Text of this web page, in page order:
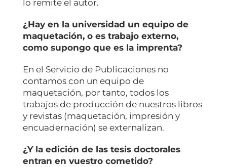
lo remite el autor.
¿Hay en la universidad un equipo de
maquetación, o es trabajo externo,
como supongo que es la imprenta?
En el Servicio de Publicaciones no
contamos con un equipo de
maquetación, por tanto, todos los
trabajos de producción de nuestros libros
y revistas (maquetación, impresión y
encuadernación) se externalizan.
¿Y la edición de las tesis doctorales
entran en vuestro cometido?